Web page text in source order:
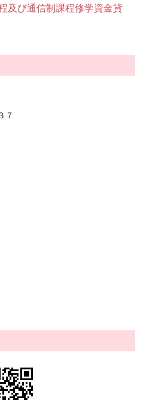
及び通信制課程修学資金貸
７